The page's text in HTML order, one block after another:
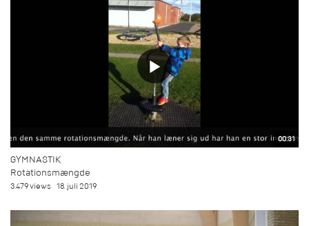
00:31
GYMNASTIK
Rotationsmængde
3.479 views 18. juli 2019